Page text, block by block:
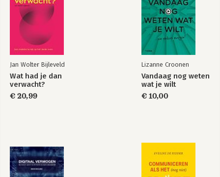
creëren van boeiende content op
platforms zoals LinkedIn, YouTube en
Met haar lezingen, boeken en
cursussen in haar Video Smart Academy,
biedt ze een schat aan kennis, tools en
zelfvertrouwen om effectieve zakelijke
video's te creëren.
maken die impact hebben, heb je maar
twee dingen nodig: een goed plan en je
4. EFFICIËNT FILMEN EN EDITEN
4.1 Tijden veranderen
4.2 Efficiënt filmen en editen
4.3 Sneller ondertitelen
5. VIDEO'S PUBLICEREN
5.1 Plaatsing en optimalisatie op YouTube
5.3 Plaatsing en optimalisatie op Instagram
Bijlage 1: video format brainstorm
Bijlage 2: smartphone video checklist
Lees in dezelfde serie
Jan Wolter Bijleveld
Wat had je dan
verwacht?
€ 20,99
Lizanne Croonen
Vandaag nog weten
wat je wilt
€ 10,00